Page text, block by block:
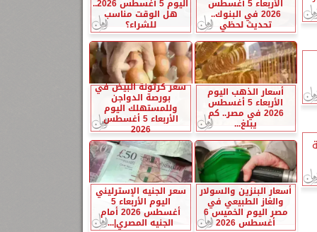
الأربعاء 5 أغسطس
2026 في البنوك..
تحديث لحظي
اليوم 5 أغسطس 2026..
هل الوقت مناسب
للشراء؟
أسعار الذهب اليوم
الأربعاء 5 أغسطس
2026 في مصر.. كم
يبلغ...
سعر كرتونة البيض في
بورصة الدواجن
وللمستهلك اليوم
الأربعاء 5 أغسطس
2026
أسعار البنزين والسولار
والغاز الطبيعي في
مصر اليوم الخميس 6
أغسطس 2026
سعر الجنيه الإسترليني
اليوم الأربعاء 5
أغسطس 2026 أمام
الجنيه المصري|...